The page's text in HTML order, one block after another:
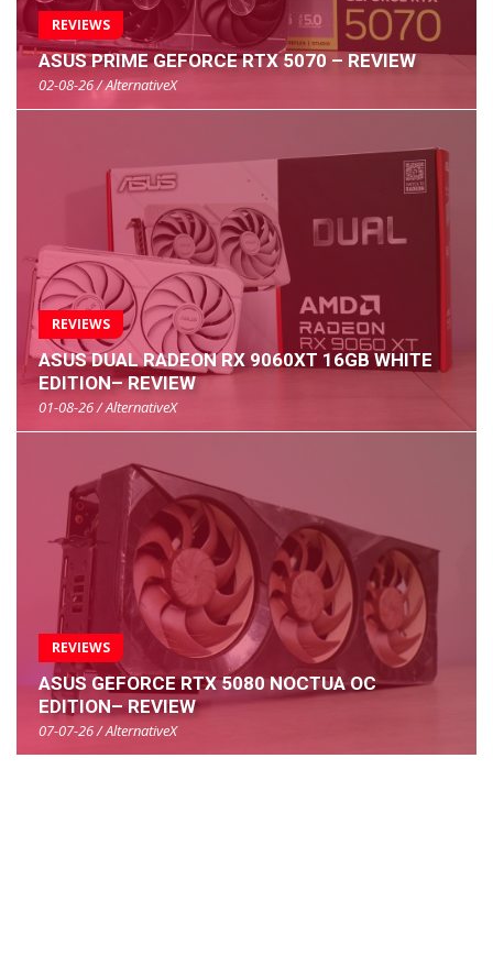
REVIEWS
ASUS PRIME GEFORCE RTX 5070 – REVIEW
02-08-26 / AlternativeX
REVIEWS
ASUS DUAL RADEON RX 9060XT 16GB WHITE
EDITION– REVIEW
01-08-26 / AlternativeX
REVIEWS
ASUS GEFORCE RTX 5080 NOCTUA OC
EDITION– REVIEW
07-07-26 / AlternativeX